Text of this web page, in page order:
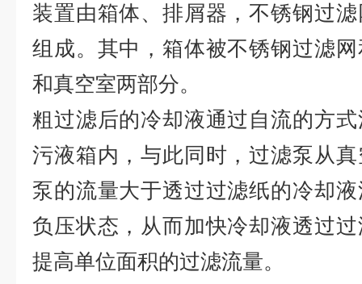
装置由箱体、排屑器，不锈钢过
组成。其中，箱体被不锈钢过滤
和真空室两部分。
粗过滤后的冷却液通过自流的方
污液箱内，与此同时，过滤泵从
泵的流量大于透过过滤纸的冷却
负压状态，从而加快冷却液透过
提高单位面积的过滤流量。